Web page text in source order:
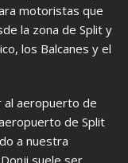
motoristas que
la zona de Split y
los Balcanes y el
al aeropuerto de
de Split
a nuestra
suele ser